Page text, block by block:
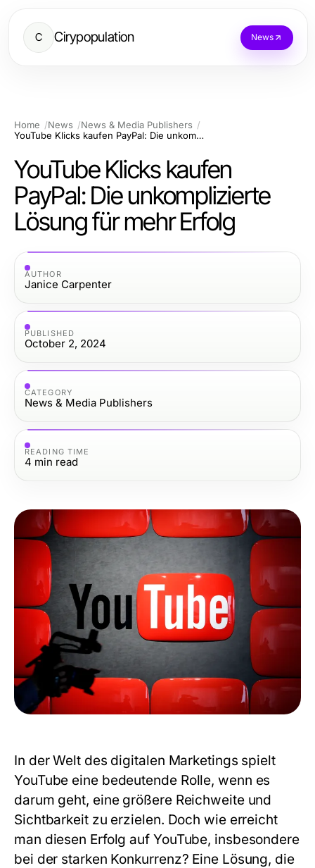
C Cirypopulation News
Home News
News & Media Publishers
YouTube Klicks kaufen PayPal: Die unkomplizierte Lösung für mehr Erfolg
YouTube Klicks kaufen
PayPal: Die unkomplizierte
Lösung für mehr Erfolg
AUTHOR
Janice Carpenter
PUBLISHED
October 2, 2024
CATEGORY
News & Media Publishers
READING TIME
4 min read
In der Welt des digitalen Marketings spielt
YouTube eine bedeutende Rolle, wenn es
darum geht, eine größere Reichweite und
Sichtbarkeit zu erzielen. Doch wie erreicht
man diesen Erfolg auf YouTube, insbesondere
bei der starken Konkurrenz? Eine Lösung, die